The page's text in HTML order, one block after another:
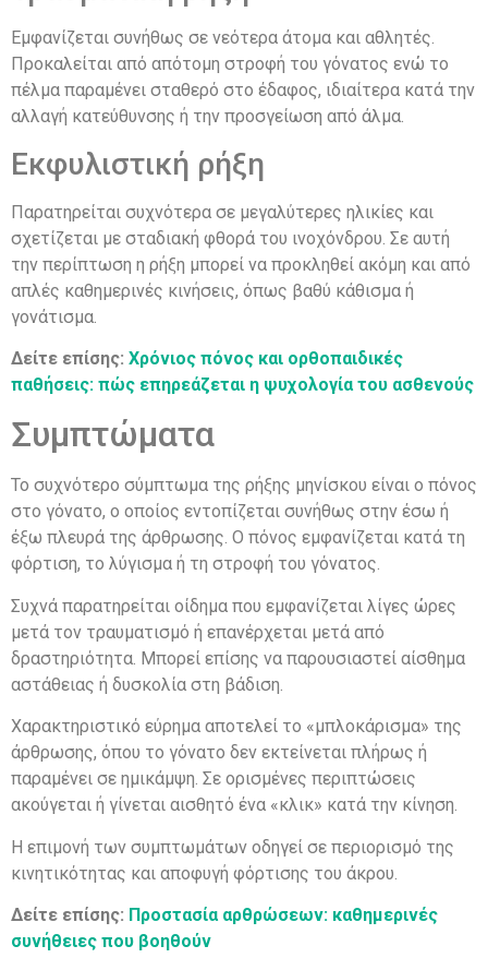
Εμφανίζεται συνήθως σε νεότερα άτομα και αθλητές.
Προκαλείται από απότομη στροφή του γόνατος ενώ το
πέλμα παραμένει σταθερό στο έδαφος, ιδιαίτερα κατά την
αλλαγή κατεύθυνσης ή την προσγείωση από άλμα.
Εκφυλιστική ρήξη
Παρατηρείται συχνότερα σε μεγαλύτερες ηλικίες και
σχετίζεται με σταδιακή φθορά του ινοχόνδρου. Σε αυτή
την περίπτωση η ρήξη μπορεί να προκληθεί ακόμη και από
απλές καθημερινές κινήσεις, όπως βαθύ κάθισμα ή
γονάτισμα.
Δείτε επίσης: Χρόνιος πόνος και ορθοπαιδικές
παθήσεις: πώς επηρεάζεται η ψυχολογία του ασθενούς
Συμπτώματα
Το συχνότερο σύμπτωμα της ρήξης μηνίσκου είναι ο πόνος
στο γόνατο, ο οποίος εντοπίζεται συνήθως στην έσω ή
έξω πλευρά της άρθρωσης. Ο πόνος εμφανίζεται κατά τη
φόρτιση, το λύγισμα ή τη στροφή του γόνατος.
Συχνά παρατηρείται οίδημα που εμφανίζεται λίγες ώρες
μετά τον τραυματισμό ή επανέρχεται μετά από
δραστηριότητα. Μπορεί επίσης να παρουσιαστεί αίσθημα
αστάθειας ή δυσκολία στη βάδιση.
Χαρακτηριστικό εύρημα αποτελεί το «μπλοκάρισμα» της
άρθρωσης, όπου το γόνατο δεν εκτείνεται πλήρως ή
παραμένει σε ημικάμψη. Σε ορισμένες περιπτώσεις
ακούγεται ή γίνεται αισθητό ένα «κλικ» κατά την κίνηση.
Η επιμονή των συμπτωμάτων οδηγεί σε περιορισμό της
κινητικότητας και αποφυγή φόρτισης του άκρου.
Δείτε επίσης: Προστασία αρθρώσεων: καθημερινές
συνήθειες που βοηθούν